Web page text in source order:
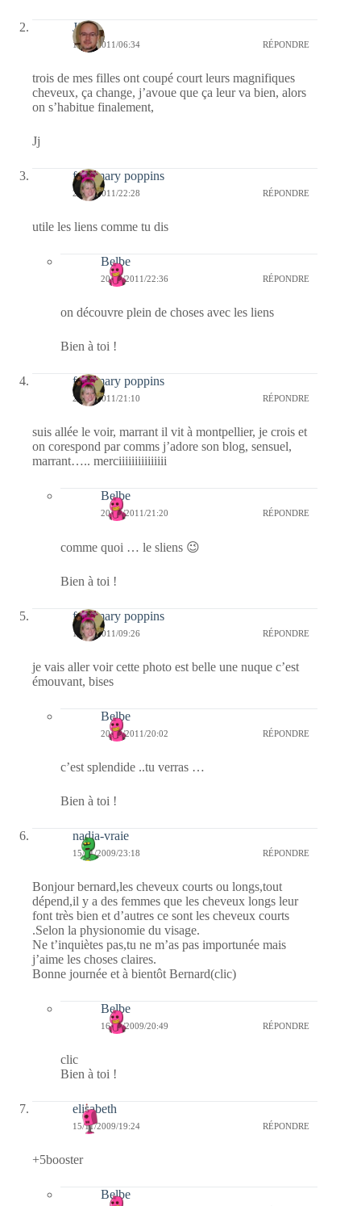
Jj
10/06/2011/06:34 RÉPONDRE
trois de mes filles ont coupé court leurs magnifiques
cheveux, ça change, j’avoue que ça leur va bien, alors
on s’habitue finalement,
Jj
fabymary poppins
20/03/2011/22:28 RÉPONDRE
utile les liens comme tu dis
Belbe
20/03/2011/22:36 RÉPONDRE
on découvre plein de choses avec les liens
Bien à toi !
fabymary poppins
20/03/2011/21:10 RÉPONDRE
suis allée le voir, marrant il vit à montpellier, je crois et
on corespond par comms j’adore son blog, sensuel,
marrant….. merciiiiiiiiiiiiiii
Belbe
20/03/2011/21:20 RÉPONDRE
comme quoi … le sliens 😉
Bien à toi !
fabymary poppins
17/03/2011/09:26 RÉPONDRE
je vais aller voir cette photo est belle une nuque c’est
émouvant, bises
Belbe
20/03/2011/20:02 RÉPONDRE
c’est splendide ..tu verras …
Bien à toi !
nadia-vraie
15/11/2009/23:18 RÉPONDRE
Bonjour bernard,les cheveux courts ou longs,tout
dépend,il y a des femmes que les cheveux longs leur
font très bien et d’autres ce sont les cheveux courts
.Selon la physionomie du visage.
Ne t’inquiètes pas,tu ne m’as pas importunée mais
j’aime les choses claires.
Bonne journée et à bientôt Bernard(clic)
Belbe
16/11/2009/20:49 RÉPONDRE
clic
Bien à toi !
elisabeth
15/11/2009/19:24 RÉPONDRE
+5booster
Belbe